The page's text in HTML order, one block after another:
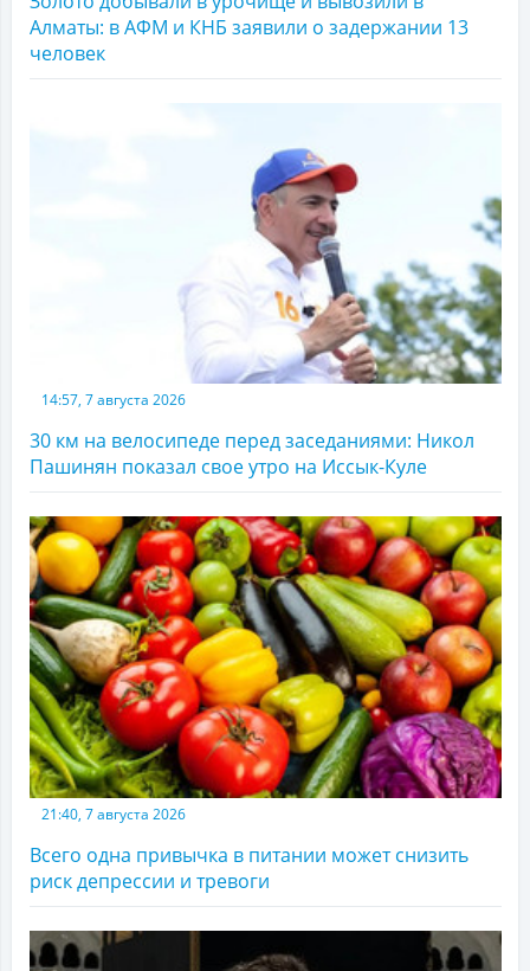
Алматы: в АФМ и КНБ заявили о задержании 13
человек
14:57, 7 августа 2026
30 км на велосипеде перед заседаниями: Никол
Пашинян показал свое утро на Иссык-Куле
21:40, 7 августа 2026
Всего одна привычка в питании может снизить
риск депрессии и тревоги